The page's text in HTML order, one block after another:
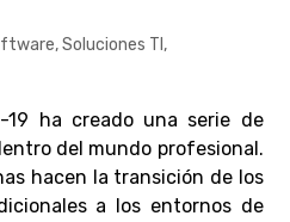
,Soluciones TI ,
19 ha creado una serie de
del mundo profesional.
hacen la transición de los
a los entornos de